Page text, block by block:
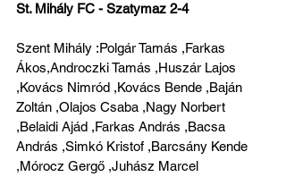
St. Mihály FC - Szatymaz 2-4
Szent Mihály :Polgár Tamás ,Farkas
Ákos,Androczki Tamás ,Huszár Lajos
,Kovács Nimród ,Kovács Bende ,Baján
Zoltán ,Olajos Csaba ,Nagy Norbert
,Belaidi Ajád ,Farkas András ,Bacsa
András ,Simkó Kristof ,Barcsány Kende
,Mórocz Gergő ,Juhász Marcel